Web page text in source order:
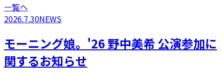
一覧へ
2026.7.30NEWS
モーニング娘。'26 野中美希 公演参加に
関するお知らせ